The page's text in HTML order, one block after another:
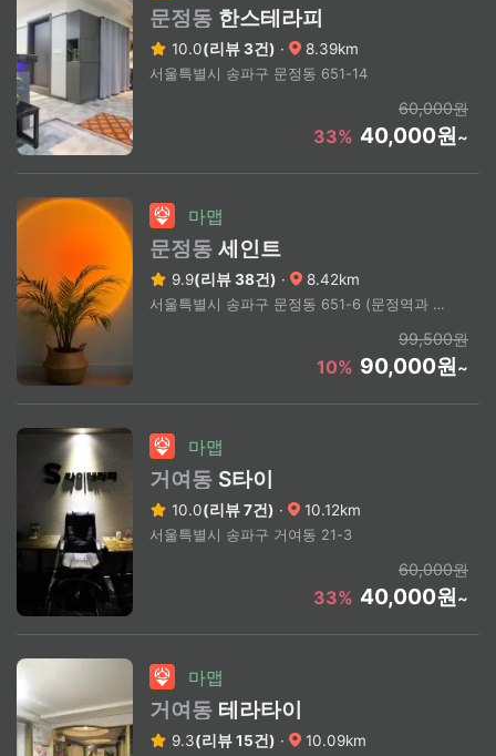
문정동 한스테라피
10.0(리뷰 3건) · 8.39km
서울특별시 송파구 문정동 651-14
60,000원
33% 40,000원~
마맵
문정동 세인트
9.9(리뷰 38건) · 8.42km
서울특별시 송파구 문정동 651-6 (문정역과 건물 지하 2층이 연결되어있습니다)
99,500원
10% 90,000원~
마맵
거여동 S타이
10.0(리뷰 7건) · 10.12km
서울특별시 송파구 거여동 21-3
60,000원
33% 40,000원~
마맵
거여동 테라타이
9.3(리뷰 15건) · 10.09km